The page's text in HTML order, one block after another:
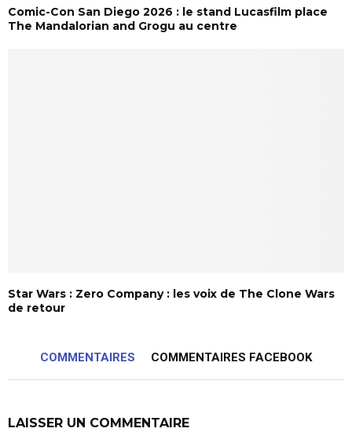
Comic-Con San Diego 2026 : le stand Lucasfilm place
The Mandalorian and Grogu au centre
Star Wars : Zero Company : les voix de The Clone Wars
de retour
COMMENTAIRES COMMENTAIRES FACEBOOK
LAISSER UN COMMENTAIRE